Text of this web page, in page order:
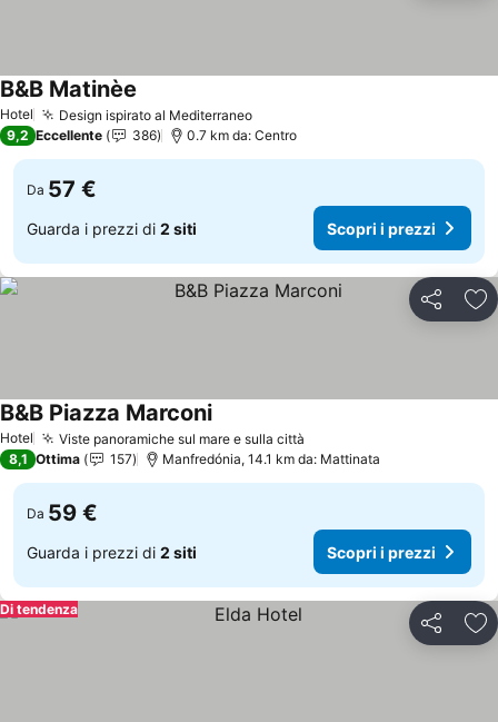
Hotel Design ispirato al MediterraneoScopri i prezzi
B&B Matinèe
9,2 Eccellente 386 0.7 km da: Centro
Da 57 €
Guarda i prezzi di 2 siti Scopri i prezzi
Condividi
Hotel Viste panoramiche sul mare e sulla città
B&B Piazza MarconiScopri i prezzi
8,1 Ottima 157 Manfredónia, 14.1 km da: Mattinata
Da 59 €
Guarda i prezzi di 2 siti Scopri i prezzi
Condividi
Di tendenza